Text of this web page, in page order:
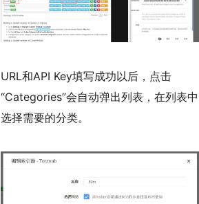
URL和API Key填写成功以后，点击
“Categories”会自动弹出列表，在列表中
选择需要的分类。